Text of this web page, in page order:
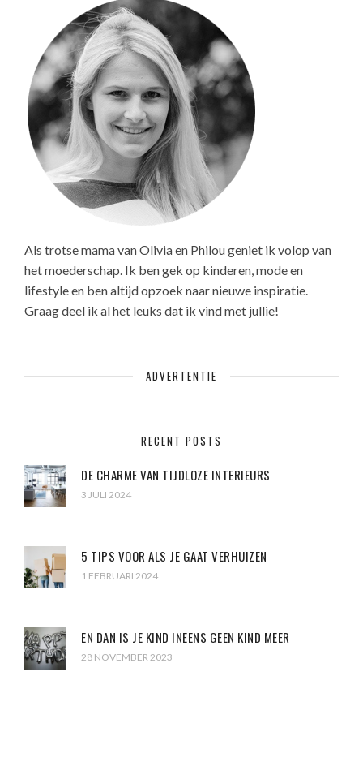
Als trotse mama van Olivia en Philou geniet ik volop van
het moederschap. Ik ben gek op kinderen, mode en
lifestyle en ben altijd opzoek naar nieuwe inspiratie.
Graag deel ik al het leuks dat ik vind met jullie!
ADVERTENTIE
RECENT POSTS
DE CHARME VAN TIJDLOZE INTERIEURS
3 JULI 2024
5 TIPS VOOR ALS JE GAAT VERHUIZEN
1 FEBRUARI 2024
EN DAN IS JE KIND INEENS GEEN KIND MEER
28 NOVEMBER 2023